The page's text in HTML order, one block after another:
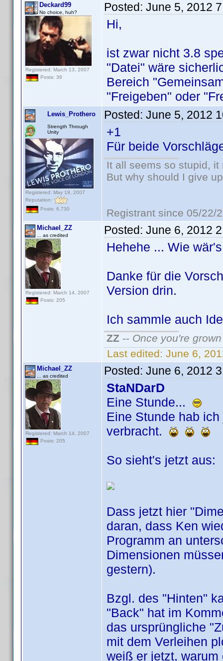
Deckard99
No choice, huh?
Registered: March 13, 2007
Posts: 36
Posted: June 5, 2012
Hi,
ist zwar nicht 3.8
"Datei" wäre
Bereich
"Freigeben" oder
Lewis_Prothero
Strength Through
Unity
Registered: May 19, 2007
Reputation:
Posts: 6,730
Posted: June 5, 2012
+1
Für beide
It all seems so stupid,
But why should I give
Registrant since 05/22/
Michael_ZZ
... as credited
Registered: March 14, 2007
Posts: 205
Posted: June 6, 2012
Hehehe ... Wie
Danke für die
Version drin.
Ich sammle auch
ZZ -- Once you're
Last edited: June 6,
Michael_ZZ
... as credited
Registered: March 14, 2007
Posts: 205
Posted: June 6, 2012
StaNDarD
Eine Stunde...
Eine Stunde hab
verbracht.
So sieht's jetzt aus:
Dass jetzt hier
daran, dass Ken
Programm an
Dimensionen
gestern).
Bzgl. des "Hinten"
"Back" hat im
das ursprüngliche
mit dem Verleihen
weiß er jetzt, warum